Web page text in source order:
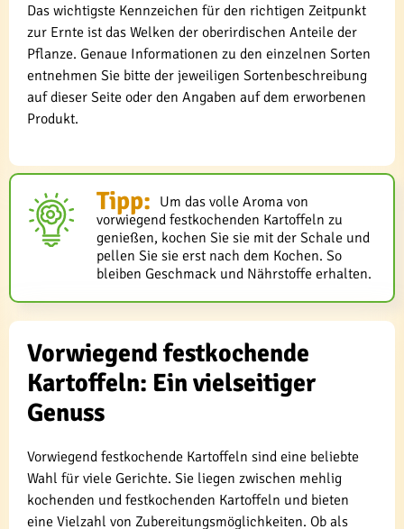
Das wichtigste Kennzeichen für den richtigen Zeitpunkt
zur Ernte ist das Welken der oberirdischen Anteile der
Pflanze. Genaue Informationen zu den einzelnen Sorten
entnehmen Sie bitte der jeweiligen Sortenbeschreibung
auf dieser Seite oder den Angaben auf dem erworbenen
Produkt.
Tipp: Um das volle Aroma von
vorwiegend festkochenden Kartoffeln zu
genießen, kochen Sie sie mit der Schale und
pellen Sie sie erst nach dem Kochen. So
bleiben Geschmack und Nährstoffe erhalten.
Vorwiegend festkochende
Kartoffeln: Ein vielseitiger
Genuss
Vorwiegend festkochende Kartoffeln sind eine beliebte
Wahl für viele Gerichte. Sie liegen zwischen mehlig
kochenden und festkochenden Kartoffeln und bieten
eine Vielzahl von Zubereitungsmöglichkeiten. Ob als